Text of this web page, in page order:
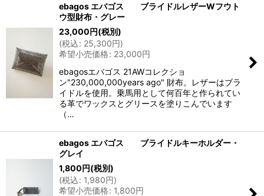
ebagos エバゴス ブライドルレザーWフウト
ウ型財布・グレー
23,000円(税別)
(税込: 25,300円)
希望小売価格: 23,000円
ebagosエバゴス 21AWコレクショ
ン"230,000,000years ago" 財布。レザーはブラ
イドルを使用。乗馬用として何百年と作られてい
る革でワックスとグリースを塗りこんでいます
（…
ebagos エバゴス ブライドルキーホルダー・
グレイ
1,800円(税別)
(税込: 1,980円)
希望小売価格: 1,800円